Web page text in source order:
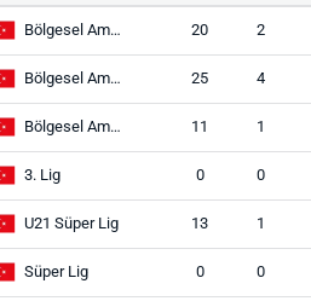
Bölgesel Amatör Lig 20 2
Bölgesel Amatör Lig 25 4
Bölgesel Amatör Lig 11 1
3. Lig 0 0
U21 Süper Lig 13 1
Süper Lig 0 0